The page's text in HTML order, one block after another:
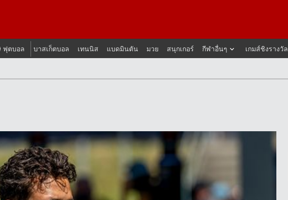
ฟุตบอล บาสเก็ตบอล เทนนิส แบดมินตัน มวย สนุกเกอร์ กีฬาอื่นๆ
เกมส์ชิงรางวัล